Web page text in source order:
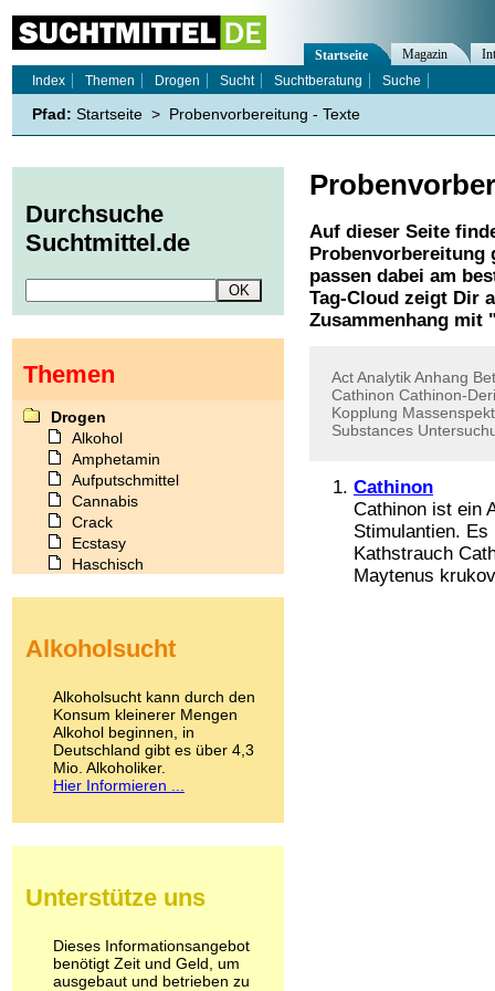
Auf dieser Seite
Probenvorbereitung
passen dabei am
Tag-Cloud zeigt Dir
Zusammenhang mit
ActAnalytikAnhang
Cathinon Cathinon-
Kopplung
Substances
Cathinon
Cathinon ist ein
Stimulantien.
Kathstrauch
Maytenus
Startseite Magazin
Index
Themen Drogen Sucht Suchtberatung Suche
Pfad: Startseite > Probenvorbereitung - Texte
Durchsuche
Suchtmittel.de
Themen
Drogen
Alkohol
Amphetamin
Aufputschmittel
Cannabis
Crack
Ecstasy
Haschisch
Kokain
LSD
Marihuana
Medikamente
Meskalin
Metamphetamin
Methadon
Pilze
Psychopharmaka
Schlafmittel
Schmerzmittel
Alkoholsucht
Alkoholsucht kann durch den
Konsum kleinerer Mengen
Alkohol beginnen, in
Deutschland gibt es über 4,3
Mio. Alkoholiker.
Hier Informieren ...
Unterstütze uns
Dieses Informationsangebot
benötigt Zeit und Geld, um
ausgebaut und betrieben zu